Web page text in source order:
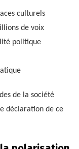
culturels
de voix
politique
de la société
déclaration de ce